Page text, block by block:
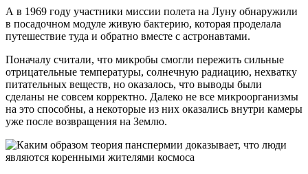
А в 1969 году участники миссии полета на Луну обнаружили
в посадочном модуле живую бактерию, которая проделала
путешествие туда и обратно вместе с астронавтами.
Поначалу считали, что микробы смогли пережить сильные
отрицательные температуры, солнечную радиацию, нехватку
питательных веществ, но оказалось, что выводы были
сделаны не совсем корректно. Далеко не все микроорганизмы
на это способны, а некоторые из них оказались внутри камеры
уже после возвращения на Землю.